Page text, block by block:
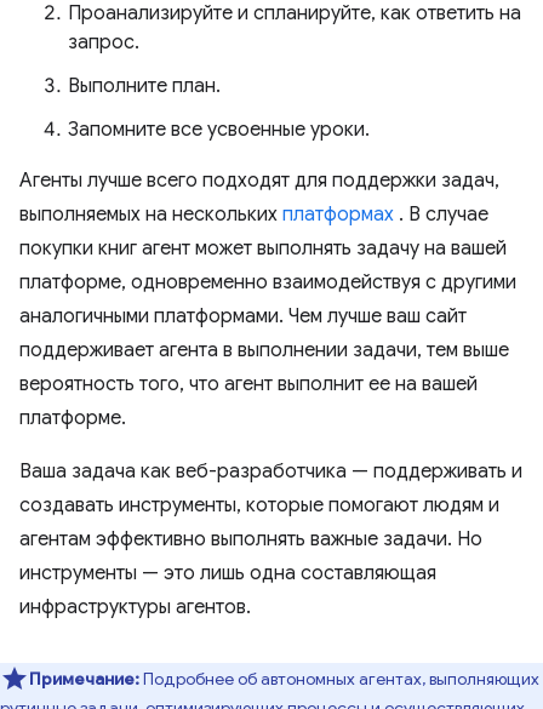
Проанализируйте и спланируйте, как ответить на
запрос.
Выполните план.
Запомните все усвоенные уроки.
Агенты лучше всего подходят для поддержки задач,
выполняемых на нескольких платформах . В случае
покупки книг агент может выполнять задачу на вашей
платформе, одновременно взаимодействуя с другими
аналогичными платформами. Чем лучше ваш сайт
поддерживает агента в выполнении задачи, тем выше
вероятность того, что агент выполнит ее на вашей
платформе.
Ваша задача как веб-разработчика — поддерживать и
создавать инструменты, которые помогают людям и
агентам эффективно выполнять важные задачи. Но
инструменты — это лишь одна составляющая
инфраструктуры агентов.
Примечание:Подробнее об автономных агентах, выполняющих